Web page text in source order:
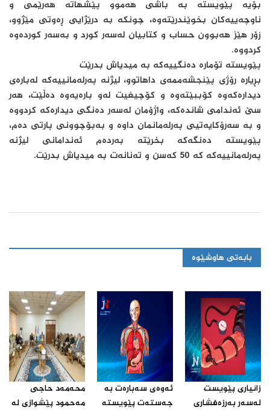
بۆیە پێویستە بە باشی هەموو پێشهاتە هەرێمی و
ناوچەییەکان بخوێندرێتەوە، چونکە بە درێژایی ڕەوتی مێژوو،
زۆر هێز هەبوون حساب و کتابیان لەسەر کورد و بەسەر کوردەوە
کردووە.
پێویستە تۆمارە دەنگییەکە بە میدیاش بدرێت
بڕیارە رۆژی پێنجشەممەی داهاتوو، لیژنە پەرلەمانییەکە لەبارەی
دیدارەکەوە کۆببێتەوە و کۆچیغیت لەو بارەیەوە دەڵێت، هەر
سێ ئەندامی شاندەکە، واژۆمان لەسەر دەنگی دیدارەکە کردووە
و بە سەرۆکایەتیی پەرلەمانمان داوە و بەبۆچوونی پارتی دەم،
پێویستە دەنگەکە بخرێتە بەردەم ئەندامانی لیژنە
پەرلەمانییەکە کە 50 کەسن و تەنانەت بە میدیاش بدرێت.
بابەتی هاوشێوە
زانیارى پێویست
له‌سه‌ر به‌رزه‌فشارى
ئه‌وه‌ى سه‌باره‌ت به‌
جه‌سته‌ت پێویسته‌
محه‌مه‌د حاجى
مه‌حمود پێشوازى له‌